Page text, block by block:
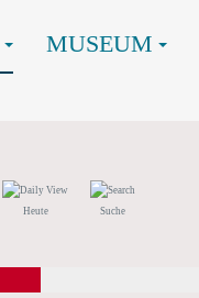
MUSEUM
Heute Suche